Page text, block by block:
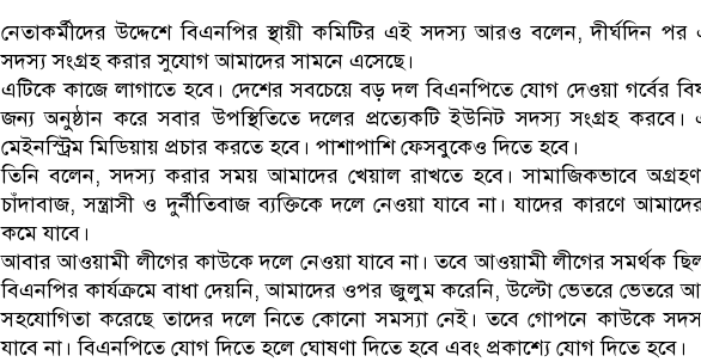
নেতাকর্মীদের উদ্দেশে বিএনপির স্থায়ী কমিটির এই সদস্য আরও বলেন, দীর্ঘদিন পর
সদস্য সংগ্রহ করার সুযোগ আমাদের সামনে এসেছে।
এটিকে কাজে লাগাতে হবে। দেশের সবচেয়ে বড় দল বিএনপিতে যোগ দেওয়া গর্বের
জন্য অনুষ্ঠান করে সবার উপস্থিতিতে দলের প্রত্যেকটি ইউনিট সদস্য সংগ্রহ
মেইনস্ট্রিম মিডিয়ায় প্রচার করতে হবে। পাশাপাশি ফেসবুকেও দিতে হবে।
তিনি বলেন, সদস্য করার সময় আমাদের খেয়াল রাখতে হবে। সামাজিকভাবে
চাঁদাবাজ, সন্ত্রাসী ও দুর্নীতিবাজ ব্যক্তিকে দলে নেওয়া যাবে না। যাদের কারণে
কমে যাবে।
আবার আওয়ামী লীগের কাউকে দলে নেওয়া যাবে না। তবে আওয়ামী লীগের সমর্থক
বিএনপির কার্যক্রমে বাধা দেয়নি, আমাদের ওপর জুলুম করেনি, উল্টো ভেতরে ভেতরে
সহযোগিতা করেছে তাদের দলে নিতে কোনো সমস্যা নেই। তবে গোপনে কাউকে
যাবে না। বিএনপিতে যোগ দিতে হলে ঘোষণা দিতে হবে এবং প্রকাশ্যে যোগ দিতে হবে।